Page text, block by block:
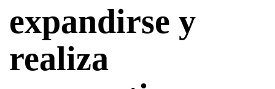
expandirse y
realiza